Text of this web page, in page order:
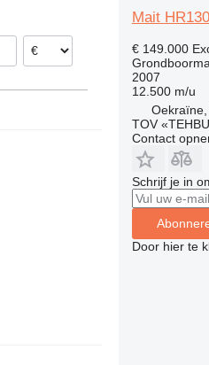
Mait HR130
€ 149.000
2007
12.500 m/u
Oekraïne,
TOV
Contact
Schrijf je in
Door hier te